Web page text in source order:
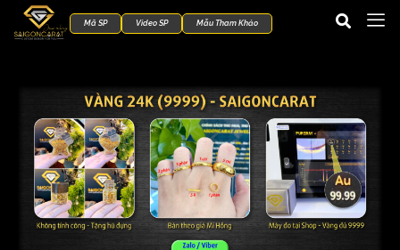
Mã SP Video SP Mẫu Tham Khảo